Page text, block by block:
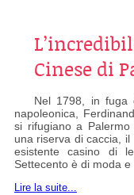
Cinese di
Nel 1798, in fuga
napoleonica,
si rifugiano a
una riserva di caccia,
esistente casino di
Settecento è di moda
Lire la suite...